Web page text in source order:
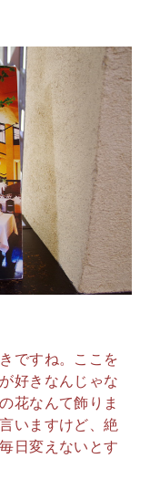
ですね。ここを
好きなんじゃな
花なんて飾りま
いますけど、絶
日変えないとす